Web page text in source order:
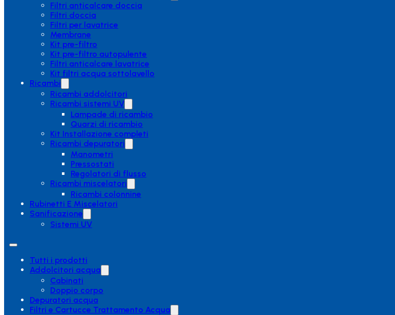
Filtri anticalcare doccia
Filtri doccia
Filtri per lavatrice
Membrane
Kit pre-filtro
Kit pre-filtro autopulente
Filtri anticalcare lavatrice
Kit filtri acqua sottolavello
Ricambi
Ricambi addolcitori
Ricambi sistemi UV
Lampade di ricambio
Quarzi di ricambio
Kit Installazione completi
Ricambi depuratori
Manometri
Pressostati
Regolatori di flusso
Ricambi miscelatori
Ricambi colonnine
Rubinetti E Miscelatori
Sanificazione
Sistemi UV
Tutti i prodotti
Addolcitori acqua
Cabinati
Doppio corpo
Depuratori acqua
Filtri e Cartucce Trattamento Acqua